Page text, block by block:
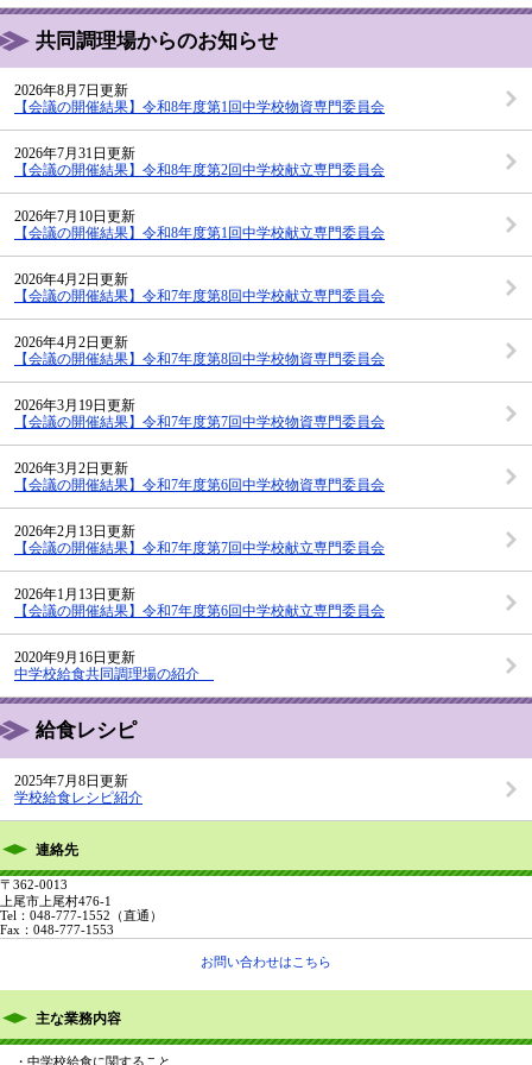
共同調理場からのお知らせ
2026年8月7日更新
【会議の開催結果】令和8年度第1回中学校物資専門委員会
2026年7月31日更新
【会議の開催結果】令和8年度第2回中学校献立専門委員会
2026年7月10日更新
【会議の開催結果】令和8年度第1回中学校献立専門委員会
2026年4月2日更新
【会議の開催結果】令和7年度第8回中学校献立専門委員会
2026年4月2日更新
【会議の開催結果】令和7年度第8回中学校物資専門委員会
2026年3月19日更新
【会議の開催結果】令和7年度第7回中学校物資専門委員会
2026年3月2日更新
【会議の開催結果】令和7年度第6回中学校物資専門委員会
2026年2月13日更新
【会議の開催結果】令和7年度第7回中学校献立専門委員会
2026年1月13日更新
【会議の開催結果】令和7年度第6回中学校献立専門委員会
2020年9月16日更新
中学校給食共同調理場の紹介
給食レシピ
2025年7月8日更新
学校給食レシピ紹介
連絡先
〒362-0013
上尾市上尾村476-1
Tel：048-777-1552 （直通）
Fax：048-777-1553
お問い合わせはこちら
主な業務内容
・中学校給食に関すること